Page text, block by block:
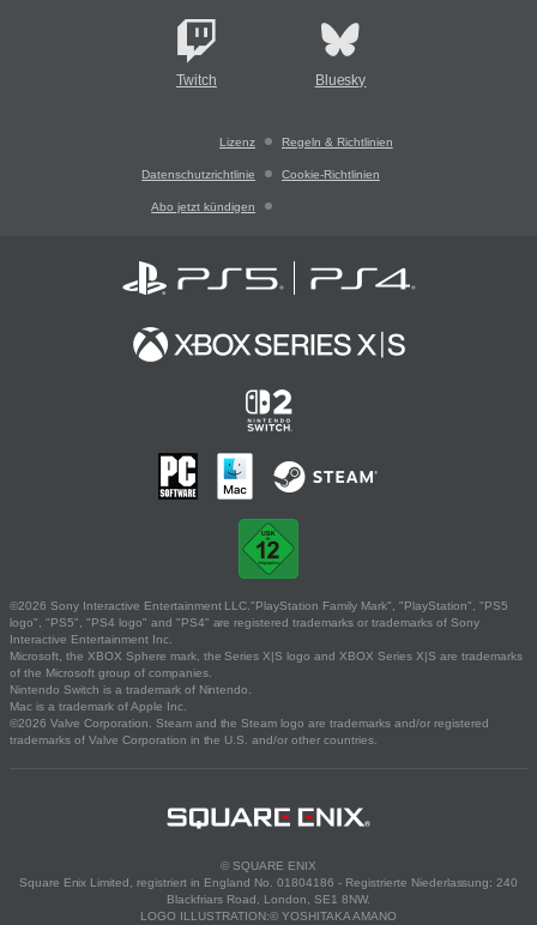
Twitch Bluesky
Lizenz Regeln & Richtlinien
Datenschutzrichtlinie Cookie-Richtlinien
Abo jetzt kündigen
©2026 Sony Interactive Entertainment LLC."PlayStation Family Mark", "PlayStation", "PS5
logo", "PS5", "PS4 logo" and "PS4" are registered trademarks or trademarks of Sony
Interactive Entertainment Inc.
Microsoft, the XBOX Sphere mark, the Series X|S logo and XBOX Series X|S are trademarks
of the Microsoft group of companies.
Nintendo Switch is a trademark of Nintendo.
Mac is a trademark of Apple Inc.
©2026 Valve Corporation. Steam and the Steam logo are trademarks and/or registered
trademarks of Valve Corporation in the U.S. and/or other countries.
© SQUARE ENIX
Square Enix Limited, registriert in England No. 01804186 - Registrierte Niederlassung: 240
Blackfriars Road, London, SE1 8NW.
LOGO ILLUSTRATION:© YOSHITAKA AMANO